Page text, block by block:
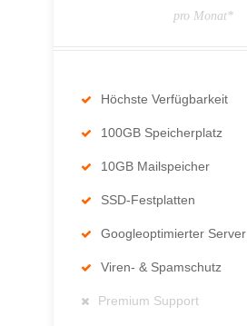
pro Monat*
Höchste Verfügbarkeit
100GB Speicherplatz
10GB Mailspeicher
SSD-Festplatten
Googleoptimierter Server
Viren- & Spamschutz
Premium Support